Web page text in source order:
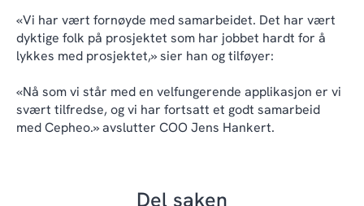
«Vi har vært fornøyde med samarbeidet. Det har vært
dyktige folk på prosjektet som har jobbet hardt for å
lykkes med prosjektet,» sier han og tilføyer:
«Nå som vi står med en velfungerende applikasjon er vi
svært tilfredse, og vi har fortsatt et godt samarbeid
med Cepheo.» avslutter COO Jens Hankert.
Del saken